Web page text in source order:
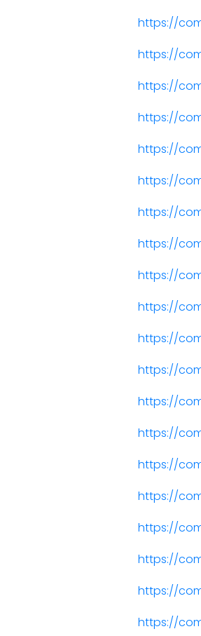
https://
https://
https://
https://
https://
https://
https://
https://
https://
https://
https://
https://
https://
https://
https://
https://
https://
https://
https://
https://